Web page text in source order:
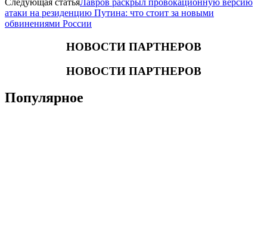
Следующая статьяЛавров раскрыл провокационную версию
атаки на резиденцию Путина: что стоит за новыми
обвинениями России
НОВОСТИ ПАРТНЕРОВ
НОВОСТИ ПАРТНЕРОВ
Популярное